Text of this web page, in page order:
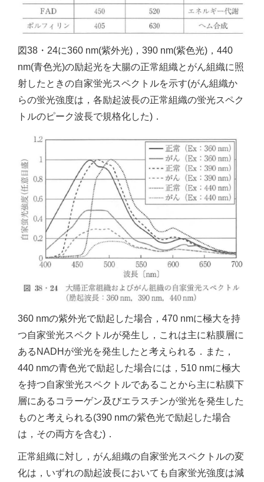
図38・24に360 nm(紫外光)，390 nm(紫色光)，440
nm(青色光)の励起光を大腸の正常組織とがん組織に照
射したときの自家蛍光スペクトルを示す(がん組織か
らの蛍光強度は，各励起波長の正常組織の蛍光スペク
トルのピーク波長で規格化した)．
360 nmの紫外光で励起した場合，470 nmに極大を持
つ自家蛍光スペクトルが発生し，これは主に粘膜層に
あるNADHが蛍光を発生したと考えられる．また，
440 nmの青色光で励起した場合には，510 nmに極大
を持つ自家蛍光スペクトルであることから主に粘膜下
層にあるコラーゲン及びエラスチンが蛍光を発生した
ものと考えられる(390 nmの紫色光で励起した場合
は，その両方を含む)．
正常組織に対し，がん組織の自家蛍光スペクトルの変
化は，いずれの励起波長においても自家蛍光強度は減